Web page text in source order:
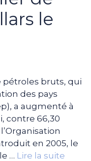
le
pétroles bruts, qui
des pays
a augmenté à
contre 66,30
en 2005, le
… Lire la suite